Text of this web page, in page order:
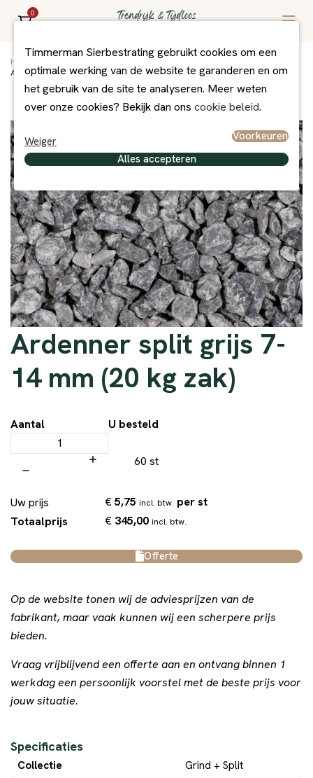
0
Home Grind/Split en Zand
Ardenner split grijs 7-14 mm (20 kg zak)
Ardenner split grijs 7-
14 mm (20 kg zak)
Aantal U besteld
60 st
Uw prijs €5,75 incl. btw. per st
Totaalprijs
€ 345,00 incl. btw.
Offerte
Op de website tonen wij de adviesprijzen van de
fabrikant, maar vaak kunnen wij een scherpere prijs
bieden.
Vraag vrijblijvend een offerte aan en ontvang binnen 1
werkdag een persoonlijk voorstel met de beste prijs voor
jouw situatie.
Specificaties
Collectie
Grind + Split
Timmerman Sierbestrating gebruikt cookies om een
optimale werking van de website te garanderen en om
het gebruik van de site te analyseren. Meer weten
over onze cookies? Bekijk dan ons cookie beleid.
Weiger
Voorkeuren
Alles accepteren